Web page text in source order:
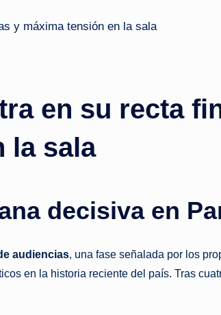
e
|
N
c
i
a
en su recta
la sala
decisiva en
audiencias, una fase señalada por los
en la historia reciente del país. Tras